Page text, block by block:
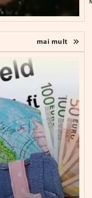
mai mult